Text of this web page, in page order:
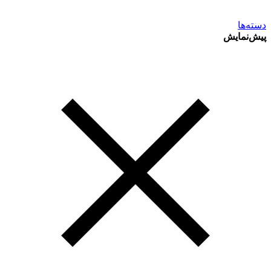
دسته‌ها
پیش‌نمایش